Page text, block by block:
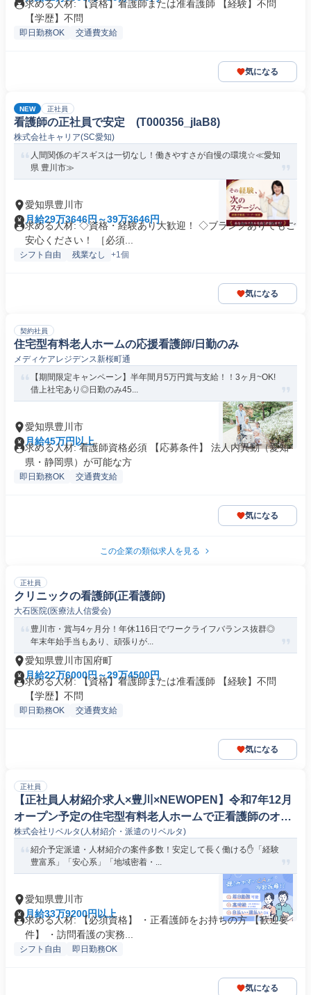
求める人材: 【資格】看護師または准看護師 【経験】不問
【学歴】不問
即日勤務OK 交通費支給
気になる
NEW 正社員
看護師の正社員で安定 (T000356_jIaB8)
株式会社キャリア(SC愛知)
人間関係のギスギスは一切なし！働きやすさが自慢の環境☆≪愛知
県 豊川市≫
愛知県豊川市
月給29万3646円～39万3646円
求める人材: ◇資格・経験あり大歓迎！ ◇ブランクありでもご
安心ください！ ［必須...
シフト自由 残業なし +1個
気になる
契約社員
住宅型有料老人ホームの応援看護師/日勤のみ
メディケアレジデンス新桜町通
【期間限定キャンペーン】半年間月5万円賞与支給！！3ヶ月~OK!
借上社宅あり◎日勤のみ45...
愛知県豊川市
月給45万円以上
求める人材: 看護師資格必須 【応募条件】 法人内異動（愛知
県・静岡県）が可能な方
即日勤務OK 交通費支給
気になる
この企業の類似求人を見る
正社員
クリニックの看護師(正看護師)
大石医院(医療法人信愛会)
豊川市・賞与4ヶ月分！年休116日でワークライフバランス抜群◎
年末年始手当もあり、頑張りが...
愛知県豊川市国府町
月給22万6000円～29万4500円
求める人材: 【資格】看護師または准看護師 【経験】不問
【学歴】不問
即日勤務OK 交通費支給
気になる
正社員
【正社員人材紹介求人×豊川×NEWOPEN】令和7年12月
オープン予定の住宅型有料老人ホームで正看護師のオー
プニングスタッフ【1085】
株式会社リベルタ(人材紹介・派遣のリベルタ)
紹介予定派遣・人材紹介の案件多数！安定して長く働ける✋「経験
豊富系」「安心系」「地域密着・...
愛知県豊川市
月給33万9200円以上
求める人材: 【必須資格】 ・正看護師をお持ちの方 【歓迎要
件】 ・訪問看護の実務...
シフト自由 即日勤務OK
気になる